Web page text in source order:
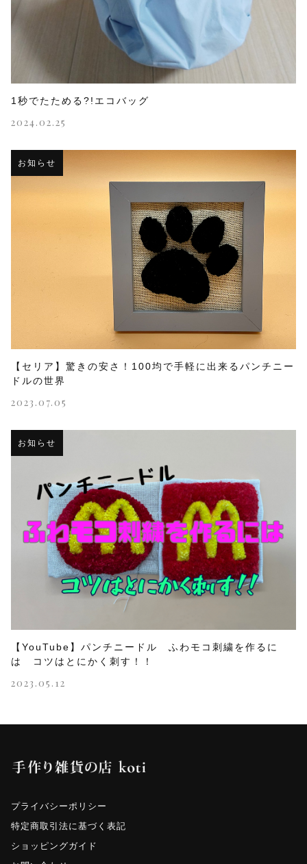
1秒でたためる?!エコバッグ
2024.02.25
お知らせ
【セリア】驚きの安さ！100均で手軽に出来るパンチニー
ドルの世界
2023.07.05
お知らせ
【YouTube】パンチニードル ふわモコ刺繍を作るに
は コツはとにかく刺す！！
2023.05.12
プライバシーポリシー
特定商取引法に基づく表記
ショッピングガイド